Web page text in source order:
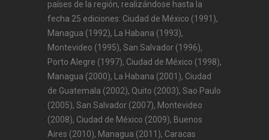
países de la región, realizándose hasta la
fecha 25 ediciones: Ciudad de México (1991),
Managua (1992), La Habana (1993),
Montevideo (1995), San Salvador (1996),
Porto Alegre (1997), Ciudad de México (1998),
Managua (2000), La Habana (2001), Ciudad
de Guatemala (2002), Quito (2003), Sao Paulo
(2005), San Salvador (2007), Montevideo
(2008), Ciudad de México (2009), Buenos
Aires (2010), Managua (2011), Caracas